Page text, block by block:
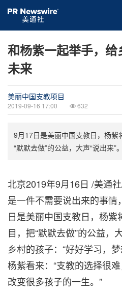
和杨紫一起举手，
未来
美丽中国支教项目
2019-09-16 17:00 632
9月17日是美丽中国支教日，杨
“默默去做”的公益，大声“说出来”。
北京2019年9月16日 /美通
是一件不需要说出来的事
日是美丽中国支教日，杨
目，把“默默去做”的公益，
乡村的孩子：“好好学习，
杨紫看来：“支教的选择很
改变很多孩子的一生。”